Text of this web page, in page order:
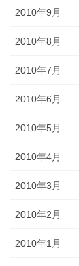
2010年9月
2010年8月
2010年7月
2010年6月
2010年5月
2010年4月
2010年3月
2010年2月
2010年1月